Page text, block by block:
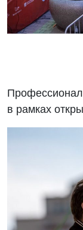
в рамках